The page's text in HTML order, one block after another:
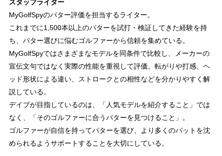
スタッフライター
MyGolfSpyのパター評価を担当するライター。
これまでに1,500本以上のパターを試打・検証してきた経験を持
ち、パター選びに悩むゴルファーから信頼を集めている。
MyGolfSpyではさまざまなモデルを同条件で比較し、メーカーの
宣伝文句ではなく実際の性能を重視して評価。転がりや打感、ヘ
ッド形状による違い、ストロークとの相性などを分かりやすく解
説している。
デイブが目指しているのは、「人気モデルを紹介すること」では
なく、「そのゴルファーに合うパターを見つけること」。
ゴルファーが自信を持ってパターを選び、より多くのパットを沈
められるようサポートすることを大切にしている。